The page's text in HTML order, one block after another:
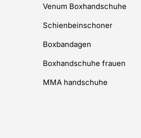
Venum Boxhandschuhe
Schienbeinschoner
Boxbandagen
Boxhandschuhe frauen
MMA handschuhe